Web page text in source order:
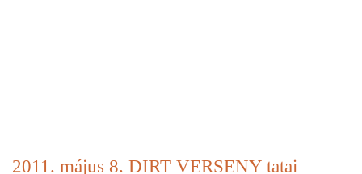
2011. május 8. DIRT VERSENY tatai